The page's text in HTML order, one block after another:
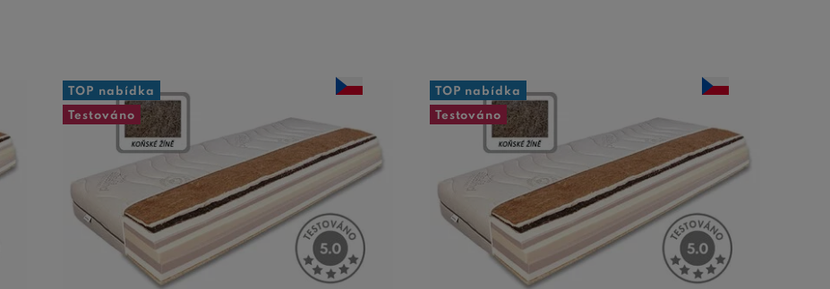
TOP nabídka
Testováno
TOP nabídka
Testováno